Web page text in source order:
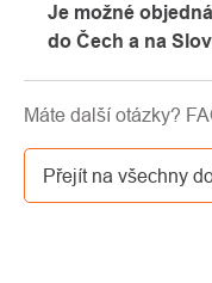
záložku
email s kódem
slevový kód
info@pavouci.cz
Je možné
do Čech a na
GLS. Cena této
dopravce.
Máte další otázky?
Přejít na všechny